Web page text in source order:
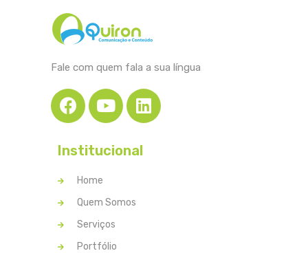
Fale com quem fala a sua língua
Institucional
Home
Quem Somos
Serviços
Portfólio